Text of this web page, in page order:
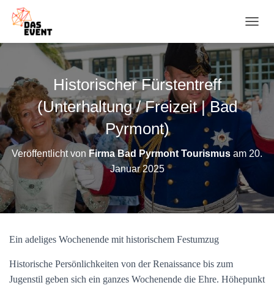
A
V
I
A
T
O
N
U
M
H
A
Historischer Fürstentreff
(Unterhaltung / Freizeit | Bad
Pyrmont)
Veröffentlicht von Firma Bad Pyrmont Tourismus am 20.
Januar 2025
Ein adeliges Wochenende mit historischem Festumzug
Historische Persönlichkeiten von der Renaissance bis zum
Jugenstil geben sich ein ganzes Wochenende die Ehre. Höhepunkt